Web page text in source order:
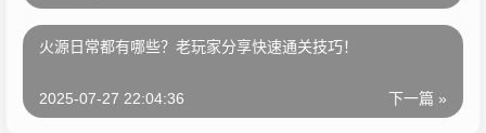
火源日常都有哪些？老玩家分享快速通关技巧！
下一篇 »
2025-07-27 22:04:36